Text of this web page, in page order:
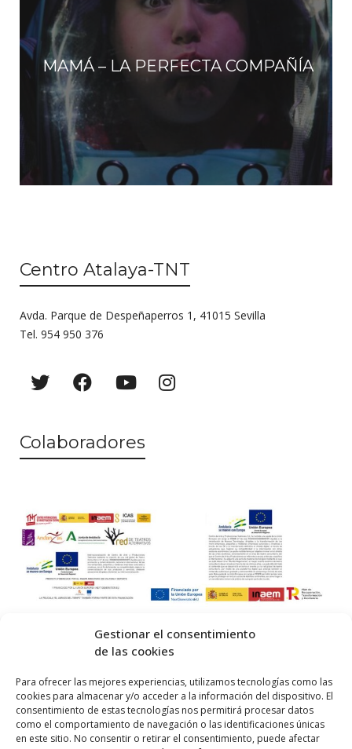
Gestionar el consentimiento
de las cookies
Para ofrecer las mejores experiencias, utilizamos tecnologías como las
cookies para almacenar y/o acceder a la información del dispositivo. El
consentimiento de estas tecnologías nos permitirá procesar datos
como el comportamiento de navegación o las identificaciones únicas
en este sitio. No consentir o retirar el consentimiento, puede afectar
MAMÁ – LA PERFECTA COMPAÑÍA
Centro Atalaya-TNT
Avda. Parque de Despeñaperros 1, 41015 Sevilla
Tel. 954 950 376
Colaboradores
by QM.
Inicio